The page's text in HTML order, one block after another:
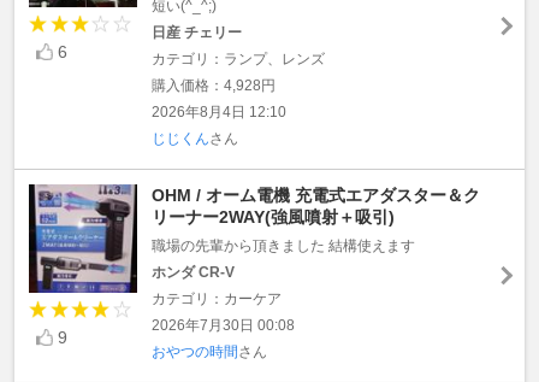
6
短い(^_^;)
日産 チェリー
カテゴリ：ランプ、レンズ
購入価格：4,928円
2026年8月4日 12:10
じじくんさん
9
OHM / オーム電機 充電式エアダスター＆ク
リーナー2WAY(強風噴射＋吸引)
職場の先輩から頂きました 結構使えます
ホンダ CR-V
カテゴリ：カーケア
2026年7月30日 00:08
おやつの時間さん